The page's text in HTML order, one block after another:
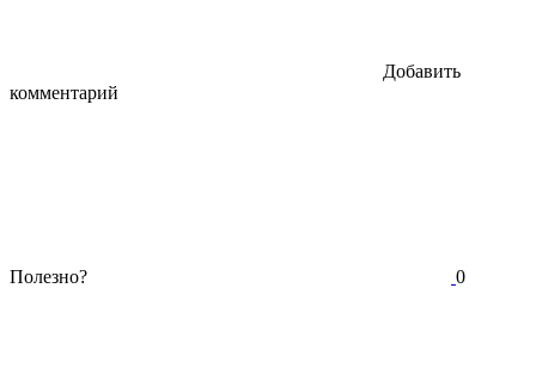
Добавить
комментарий
Полезно? 0